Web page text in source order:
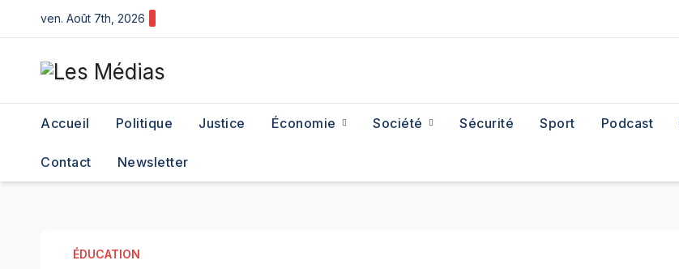
to
content
ven. Août 7th, 2026
Accueil Politique Justice Économie Société Sécurité Sport Podcast
Contact Newsletter
ÉDUCATION